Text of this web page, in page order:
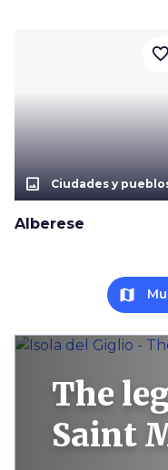
photo_size_select_actual Ciudades y
Alberese
favorite_border
map
The
Saint